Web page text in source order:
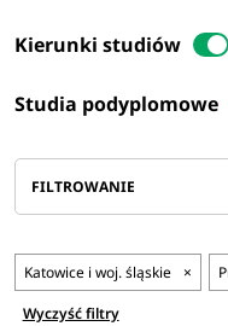
Kierunki studiów
Studia podyplomowe
FILTROWANIE
Katowice i woj. śląskie ×
Wyczyść filtry